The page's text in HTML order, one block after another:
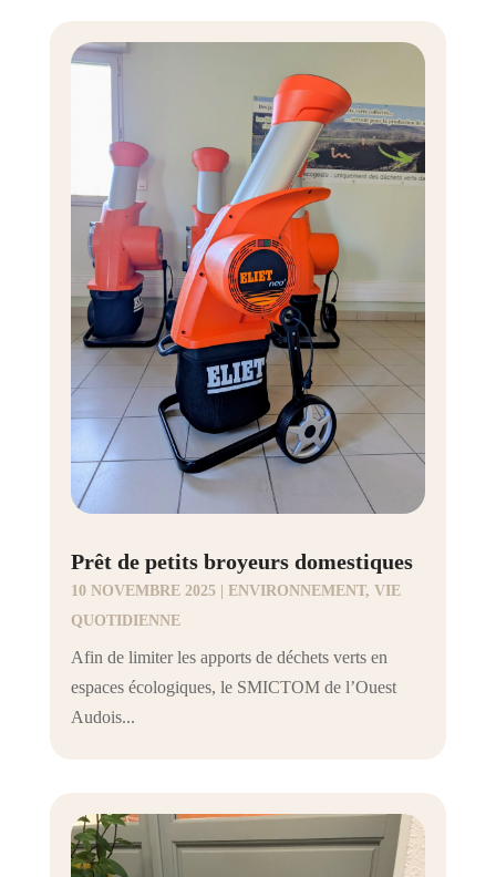
Prêt de petits broyeurs domestiques
10 NOVEMBRE 2025| ENVIRONNEMENT, VIE
QUOTIDIENNE
Afin de limiter les apports de déchets verts en
espaces écologiques, le SMICTOM de l’Ouest
Audois...